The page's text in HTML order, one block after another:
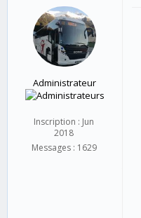
Administrateur
Inscription : Jun
2018
Messages : 1629